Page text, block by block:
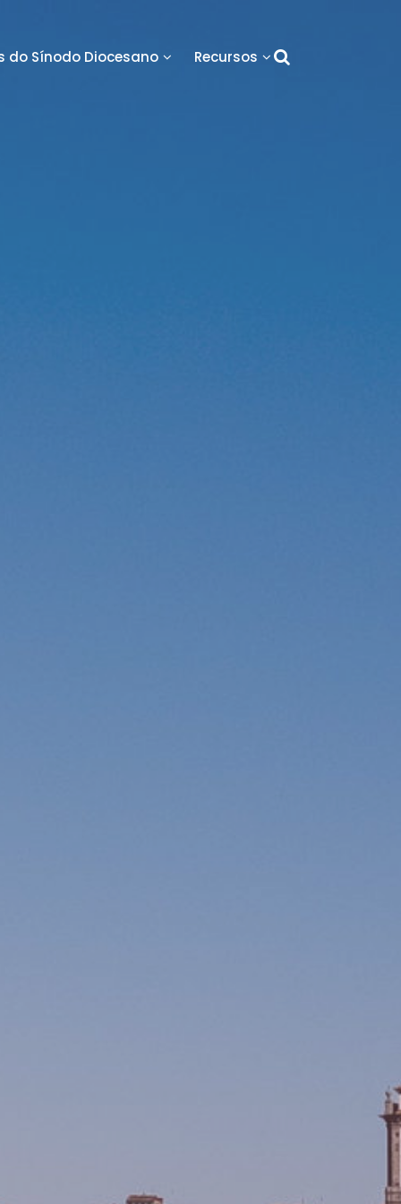
do Sínodo Diocesano Recursos